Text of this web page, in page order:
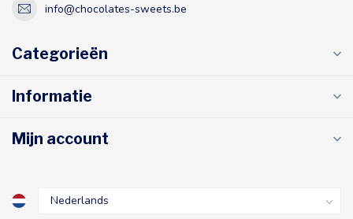
info@chocolates-sweets.be
Categorieën
Informatie
Mijn account